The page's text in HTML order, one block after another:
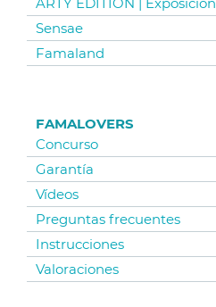
Sensae
Famaland
FAMALOVERS
Concurso
Garantía
Vídeos
Preguntas frecuentes
Instrucciones
Valoraciones